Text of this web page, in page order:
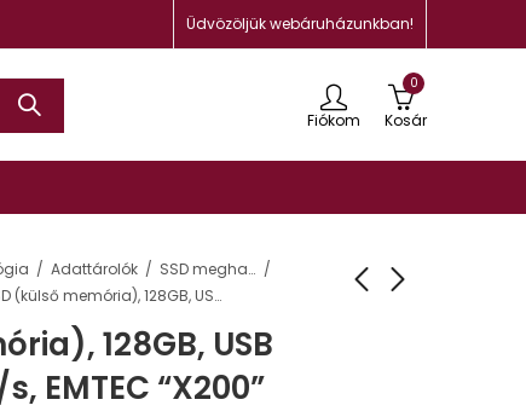
Üdvözöljük webáruházunkban!
Fiókom
0
Kosár
Adattárolók
SSD meghajtók
SSD (külső memória), 128GB, USB 3.2, 420/450 MB/s, EMTEC “X200”
128GB, USB
EMTEC “X200”